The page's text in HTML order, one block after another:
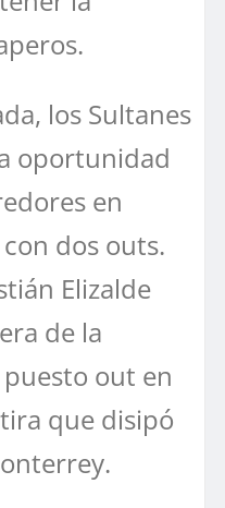
los Sultanes
oportunidad
en
dos outs.
Elizalde
de la
out en
que disipó